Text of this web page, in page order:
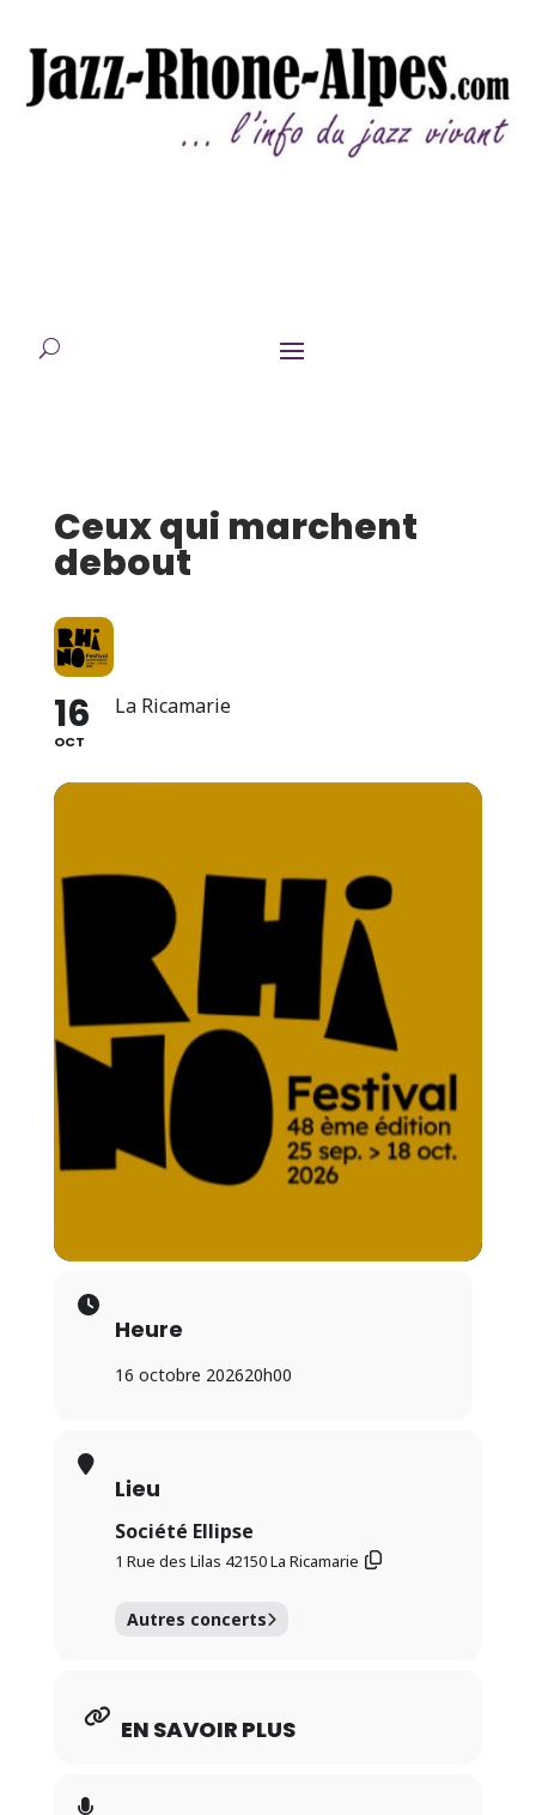
Ceux qui marchent
debout
16
OCT
La Ricamarie
Heure
16 octobre 202620h00
Lieu
Société Ellipse
1 Rue des Lilas 42150 La Ricamarie
Autres concerts
EN SAVOIR PLUS